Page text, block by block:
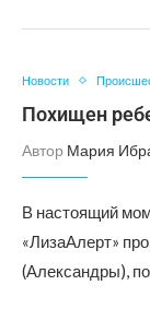
Новости
Похищен
Автор Мария
В настоящий
«ЛизаАлерт»
(Александры),